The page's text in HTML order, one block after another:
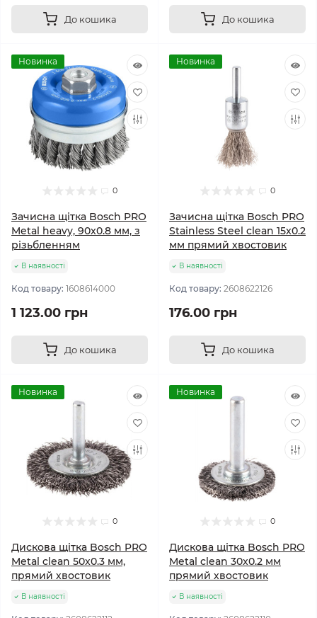
До кошика До кошика
Новинка
0
Зачисна щітка Bosch PRO
Metal heavy, 90x0.8 мм, з
різьбленням
В наявності
Код товару: 1608614000
1 123.00 грн
До кошика
Новинка
0
Зачисна щітка Bosch PRO
Stainless Steel clean 15x0.2
мм прямий хвостовик
В наявності
Код товару: 2608622126
176.00 грн
До кошика
Новинка
0
Дискова щітка Bosch PRO
Metal clean 50x0.3 мм,
прямий хвостовик
В наявності
Новинка
0
Дискова щітка Bosch PRO
Metal clean 30x0.2 мм
прямий хвостовик
В наявності